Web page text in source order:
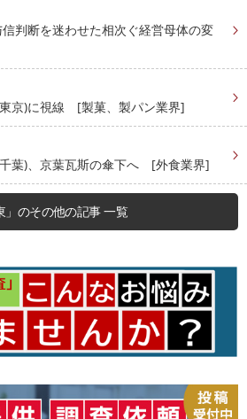
判断を迷わせた相次ぐ経営母体の変
京)に視線 [製菓、製パン業界]
千葉)、京葉瓦斯の傘下へ [外食業界]
」のその他の記事 一覧